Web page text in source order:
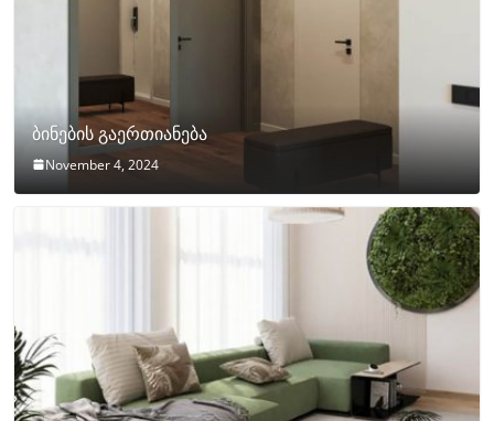
ბინების გაერთიანება
November 4, 2024